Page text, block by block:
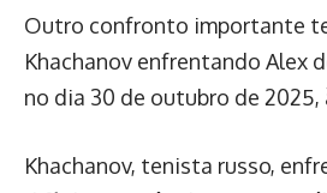
Outro confronto importante
Khachanov enfrentando Alex
no dia 30 de outubro de 2025,
Khachanov, tenista russo,